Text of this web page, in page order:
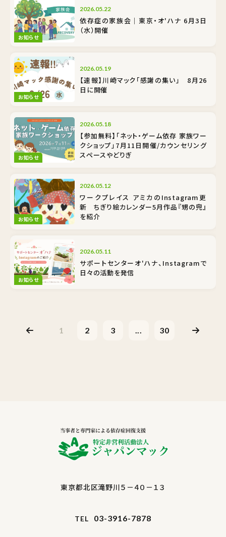
お知らせ
2026.05.22
依存症の家族会｜東京・オ'ハナ 6月3日
（水）開催
お知らせ
2026.05.19
【速報】川崎マック「感謝の集い」 8月26
日に開催
お知らせ
2026.05.18
【参加無料】「ネット・ゲーム依存 家族ワー
クショップ」7月11日開催/カウンセリング
スペースやどりぎ
お知らせ
2026.05.12
ワークプレイス アミカのInstagram更
新 ちぎり絵カレンダー5月作品『甥の兜』
を紹介
お知らせ
2026.05.11
サポートセンターオ'ハナ、Instagramで
日々の活動を発信
1 2 3 ... 30
東京都北区滝野川５－４０－１３
TEL 03-3916-7878